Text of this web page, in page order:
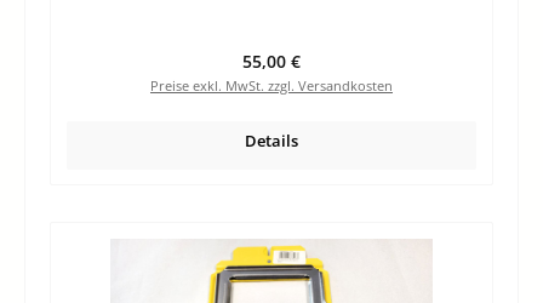
Regulärer Preis:
55,00 €
Preise exkl. MwSt. zzgl. Versandkosten
Details